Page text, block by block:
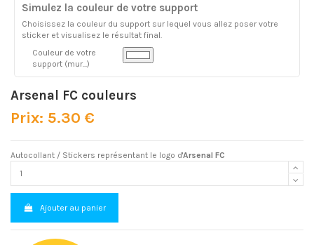
Simulez la couleur de votre support
Choisissez la couleur du support sur lequel vous allez poser votre
sticker et visualisez le résultat final.
Couleur de votre
support (mur...)
Arsenal FC couleurs
Prix: 5.30 €
Autocollant / Stickers représentant le logo d'Arsenal FC
Ajouter au panier